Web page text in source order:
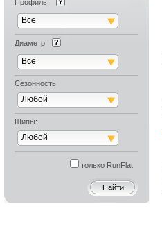
Профиль:
Все
Диаметр
Все
Сезонность
Любой
Шипы:
Любой
только RunFlat